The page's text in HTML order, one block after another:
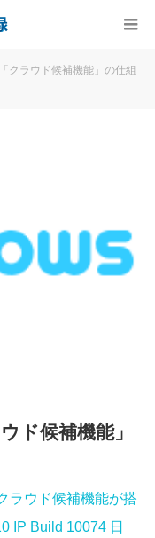
クラウド候補機能」の仕組
ド候補機能」
ラウド候補機能が搭
IP Build 10074 日